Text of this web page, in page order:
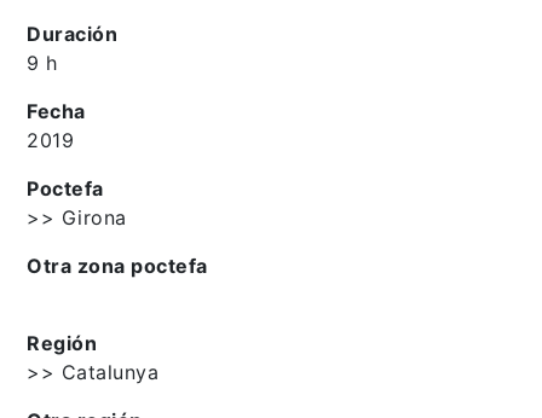
Duración
9 h
Fecha
2019
Poctefa
>> Girona
Otra zona poctefa
Región
>> Catalunya